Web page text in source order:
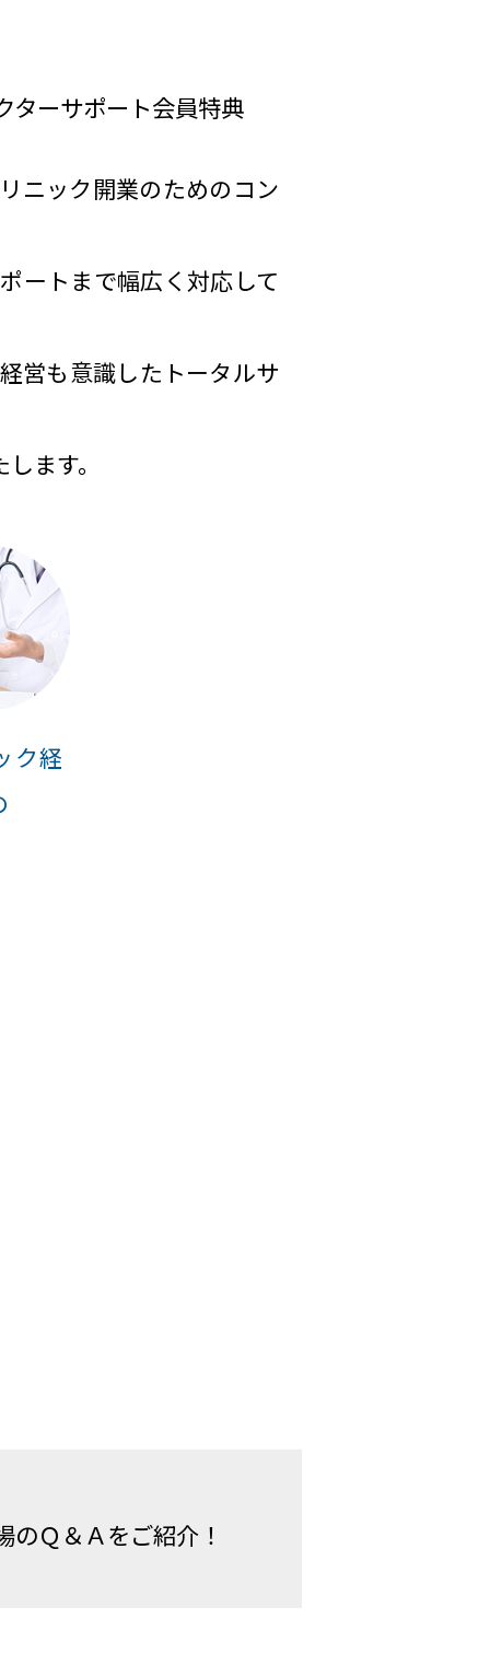
ターサポート会員特典
ニック開業のためのコン
ートまで幅広く対応して
営も意識したトータルサ
ます。
ク経
Ｑ＆Ａをご紹介！